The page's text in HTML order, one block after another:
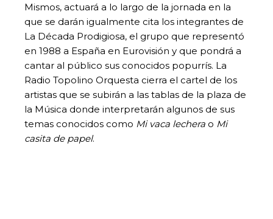
Mismos, actuará a lo largo de la jornada en la
que se darán igualmente cita los integrantes de
La Década Prodigiosa, el grupo que representó
en 1988 a España en Eurovisión y que pondrá a
cantar al público sus conocidos popurrís. La
Radio Topolino Orquesta cierra el cartel de los
artistas que se subirán a las tablas de la plaza de
la Música donde interpretarán algunos de sus
temas conocidos como Mi vaca lechera o Mi
casita de papel.